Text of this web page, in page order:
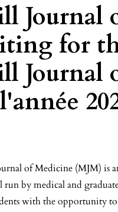
Journal
for
Journal
of Medicine (MJM) is
run by medical and
with the opportunity